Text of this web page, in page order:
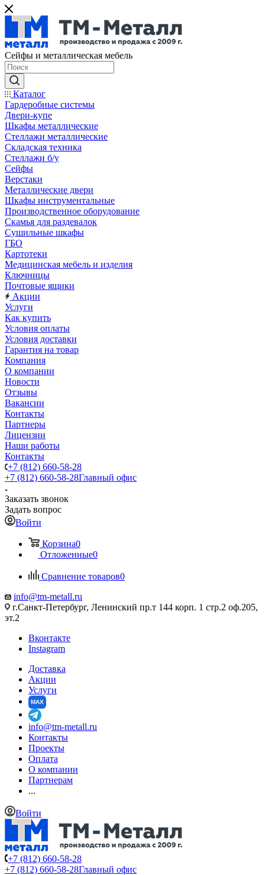
Сейфы и металлическая мебель
Каталог
Гардеробные системы
Двери-купе
Шкафы металлические
Стеллажи металлические
Складская техника
Стеллажи б/у
Сейфы
Верстаки
Металлические двери
Шкафы инструментальные
Производственное оборудование
Скамья для раздевалок
Сушильные шкафы
ГБО
Картотеки
Медицинская мебель и изделия
Ключницы
Почтовые ящики
Акции
Услуги
Как купить
Условия оплаты
Условия доставки
Гарантия на товар
Компания
О компании
Новости
Отзывы
Вакансии
Контакты
Партнеры
Лицензии
Наши работы
Контакты
+7 (812) 660-58-28
+7 (812) 660-58-28Главный офис
Заказать звонок
Задать вопрос
Войти
Корзина0
Отложенные0
Сравнение товаров0
info@tm-metall.ru
г.Санкт-Петербург, Ленинский пр.т 144 корп. 1 стр.2 оф.205,
эт.2
Вконтакте
Instagram
Доставка
Акции
Услуги
MAX
info@tm-metall.ru
Контакты
Проекты
Оплата
О компании
Партнерам
...
Войти
+7 (812) 660-58-28
+7 (812) 660-58-28Главный офис